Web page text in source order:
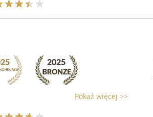
Pokaż więcej >>